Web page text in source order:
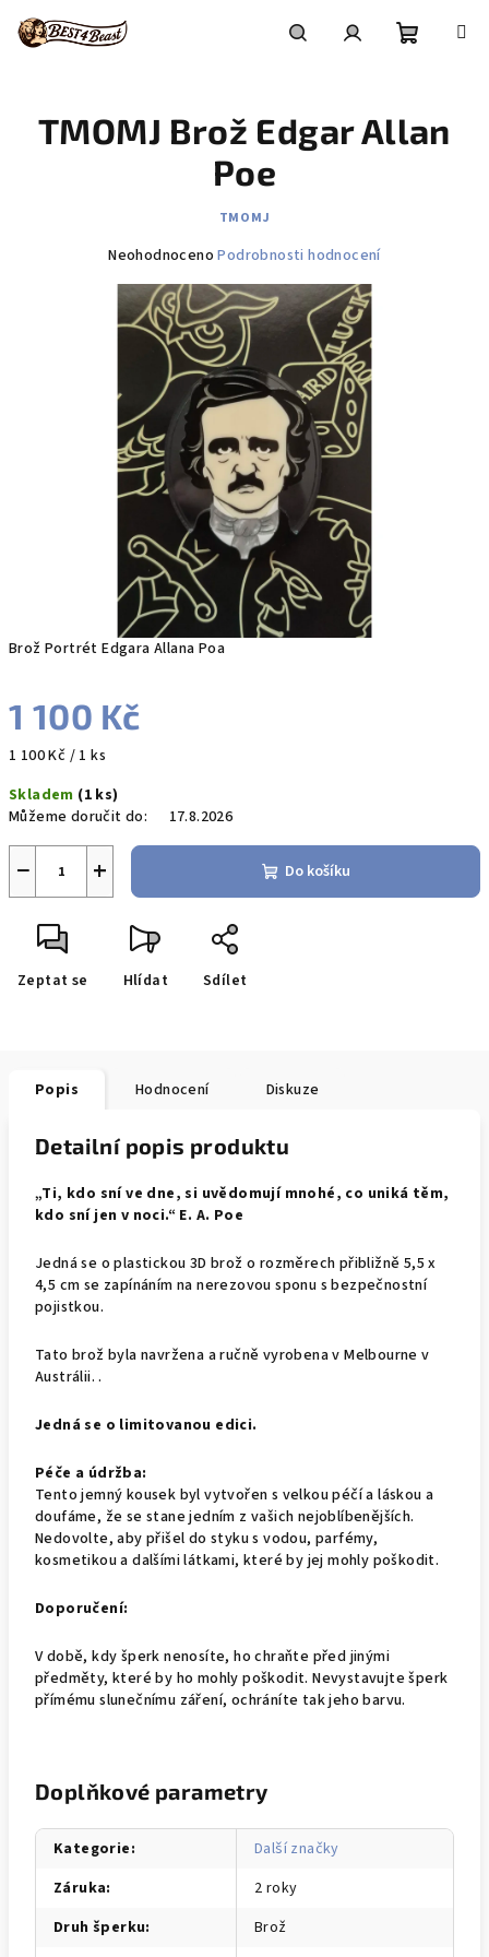
obsah
košík
Brož Portrét Edgara Allana Poa
1 100 Kč
Měrná
1 100 Kč / 1 ks
Skladem (1 ks)
Můžeme doručit do:
17.8.2026
+
− Do košíku
Zeptat se Hlídat Sdílet
TMOMJ Brož Edgar Allan
Poe
TMOMJ
Průměrné
produktu
je
hvězdiček.
Neohodnoceno Podrobnosti hodnocení
Popis Hodnocení Diskuze
Detailní popis produktu
„Ti, kdo sní ve dne, si uvědomují mnohé, co uniká těm,
kdo sní jen v noci.“ E. A. Poe
Jedná se o plastickou 3D brož o rozměrech přibližně 5,5 x
4,5 cm se zapínáním na nerezovou sponu s bezpečnostní
pojistkou.
Tato brož byla navržena a ručně vyrobena v Melbourne v
Austrálii. .
Jedná se o limitovanou edici.
Péče a údržba:
Tento jemný kousek byl vytvořen s velkou péčí a láskou a
doufáme, že se stane jedním z vašich nejoblíbenějších.
Nedovolte, aby přišel do styku s vodou, parfémy,
kosmetikou a dalšími látkami, které by jej mohly poškodit.
Doporučení:
V době, kdy šperk nenosíte, ho chraňte před jinými
předměty, které by ho mohly poškodit. Nevystavujte šperk
přímému slunečnímu záření, ochráníte tak jeho barvu.
Doplňkové parametry
Kategorie:
Další značky
Záruka:
2 roky
Druh šperku:
Brož